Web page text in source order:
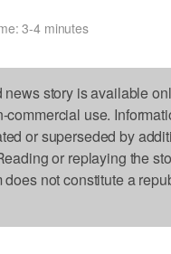
3-4 minutes
story is available
commercial use.
or superseded by
or replaying the
does not constitute a